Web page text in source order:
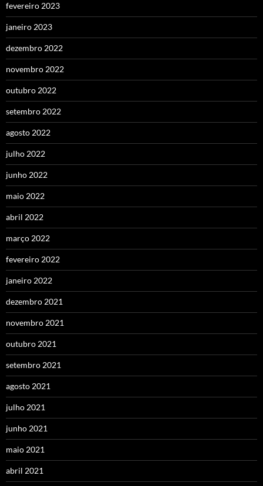
fevereiro 2023
janeiro 2023
dezembro 2022
novembro 2022
outubro 2022
setembro 2022
agosto 2022
julho 2022
junho 2022
maio 2022
abril 2022
março 2022
fevereiro 2022
janeiro 2022
dezembro 2021
novembro 2021
outubro 2021
setembro 2021
agosto 2021
julho 2021
junho 2021
maio 2021
abril 2021